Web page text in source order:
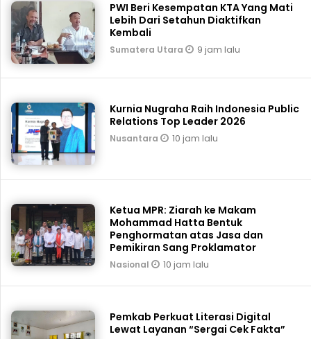
PWI Beri Kesempatan KTA Yang Mati
Lebih Dari Setahun Diaktifkan
Kembali
Sumatera Utara 9 jam lalu
Kurnia Nugraha Raih Indonesia Public
Relations Top Leader 2026
Nusantara 10 jam lalu
Ketua MPR: Ziarah ke Makam
Mohammad Hatta Bentuk
Penghormatan atas Jasa dan
Pemikiran Sang Proklamator
Nasional 10 jam lalu
Pemkab Perkuat Literasi Digital
Lewat Layanan “Sergai Cek Fakta”